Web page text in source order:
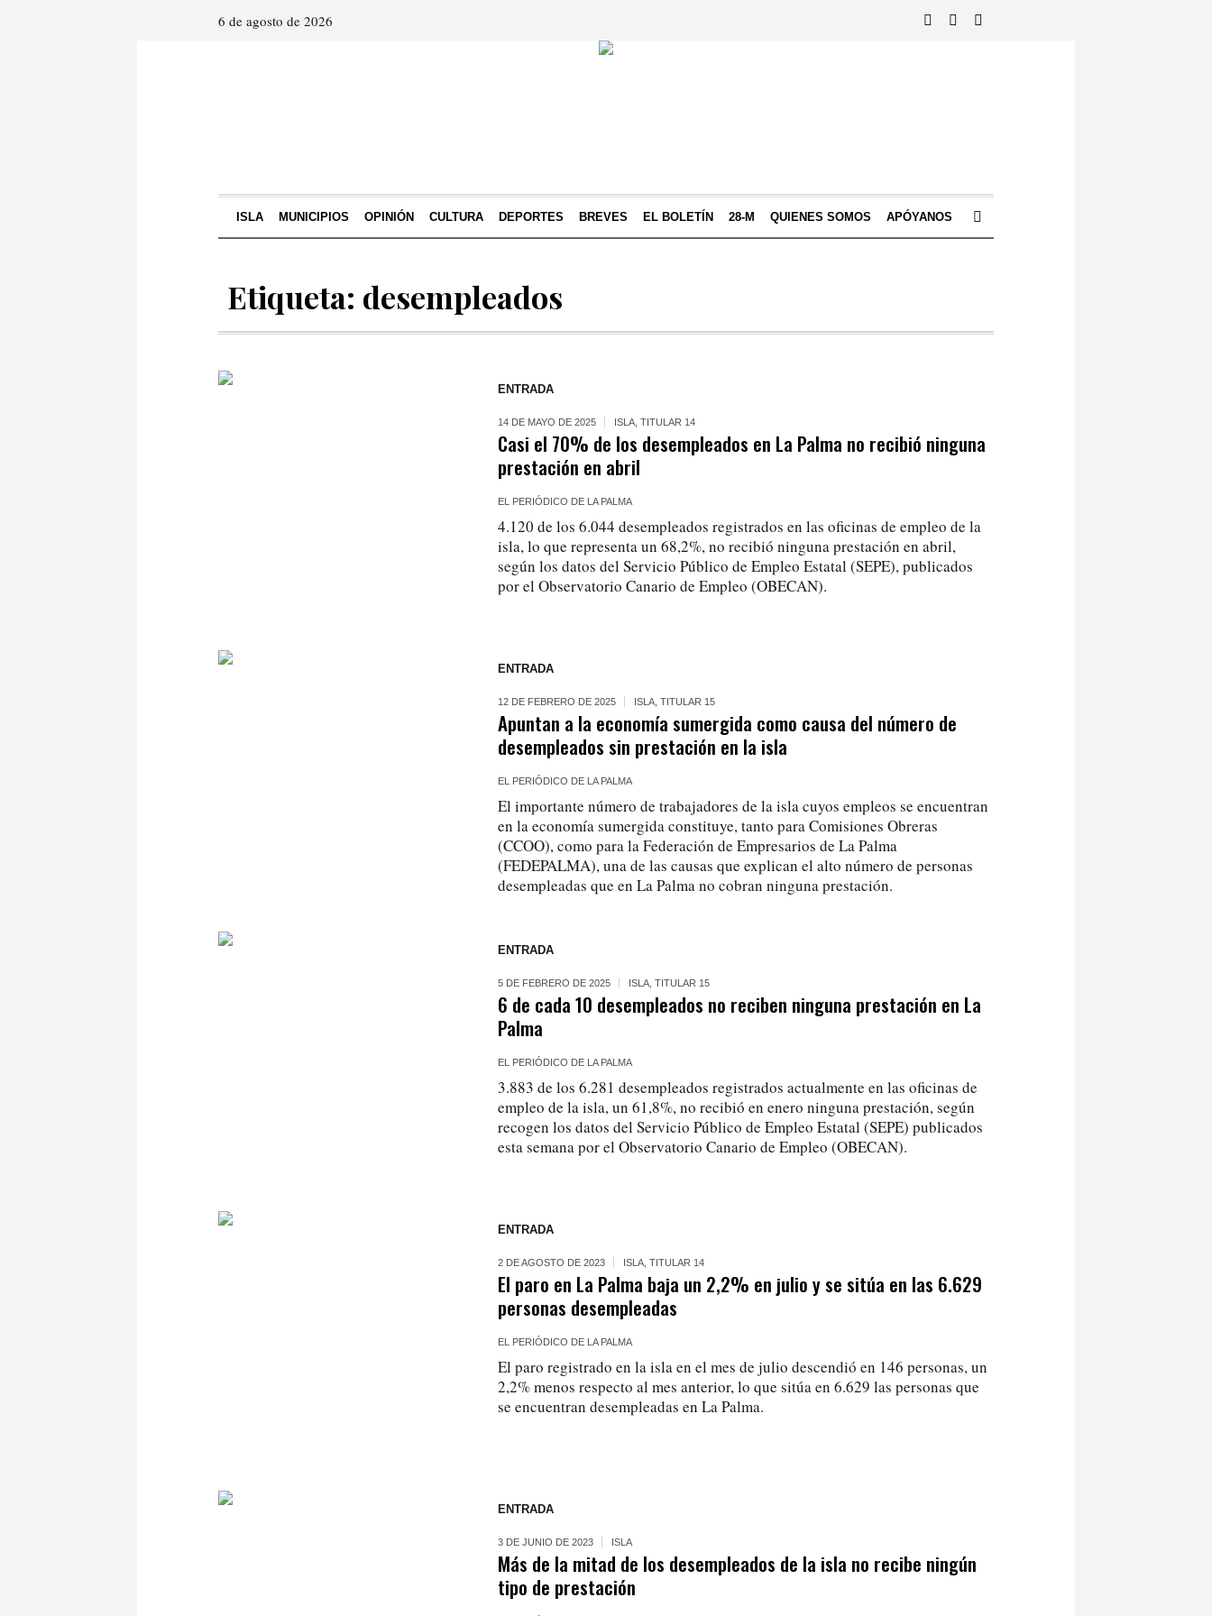
6 de agosto de 2026
ISLA MUNICIPIOS OPINIÓN CULTURA DEPORTES BREVES EL BOLETÍN 28-M QUIENES SOMOS APÓYANOS
Etiqueta: desempleados
ENTRADA
14 DE MAYO DE 2025 ISLA ,TITULAR 14
Casi el 70% de los desempleados en La Palma no recibió ninguna
prestación en abril
EL PERIÓDICO DE LA PALMA
4.120 de los 6.044 desempleados registrados en las oficinas de empleo de la
isla, lo que representa un 68,2%, no recibió ninguna prestación en abril,
según los datos del Servicio Público de Empleo Estatal (SEPE), publicados
por el Observatorio Canario de Empleo (OBECAN).
ENTRADA
12 DE FEBRERO DE 2025 ISLA ,TITULAR 15
Apuntan a la economía sumergida como causa del número de
desempleados sin prestación en la isla
EL PERIÓDICO DE LA PALMA
El importante número de trabajadores de la isla cuyos empleos se encuentran
en la economía sumergida constituye, tanto para Comisiones Obreras
(CCOO), como para la Federación de Empresarios de La Palma
(FEDEPALMA), una de las causas que explican el alto número de personas
desempleadas que en La Palma no cobran ninguna prestación.
ENTRADA
5 DE FEBRERO DE 2025 ISLA ,TITULAR 15
6 de cada 10 desempleados no reciben ninguna prestación en La
Palma
EL PERIÓDICO DE LA PALMA
3.883 de los 6.281 desempleados registrados actualmente en las oficinas de
empleo de la isla, un 61,8%, no recibió en enero ninguna prestación, según
recogen los datos del Servicio Público de Empleo Estatal (SEPE) publicados
esta semana por el Observatorio Canario de Empleo (OBECAN).
ENTRADA
2 DE AGOSTO DE 2023 ISLA ,TITULAR 14
El paro en La Palma baja un 2,2% en julio y se sitúa en las 6.629
personas desempleadas
EL PERIÓDICO DE LA PALMA
El paro registrado en la isla en el mes de julio descendió en 146 personas, un
2,2% menos respecto al mes anterior, lo que sitúa en 6.629 las personas que
se encuentran desempleadas en La Palma.
ENTRADA
3 DE JUNIO DE 2023 ISLA
Más de la mitad de los desempleados de la isla no recibe ningún
tipo de prestación